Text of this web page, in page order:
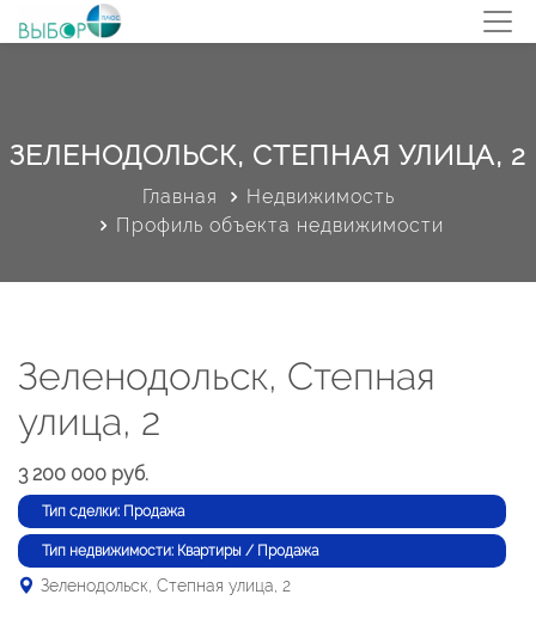
ЗЕЛЕНОДОЛЬСК, СТЕПНАЯ УЛИЦА, 2
Главная
Недвижимость
Профиль объекта недвижимости
Зеленодольск, Степная
улица, 2
3 200 000 руб.
Тип сделки: Продажа
Тип недвижимости: Квартиры / Продажа
Зеленодольск, Степная улица, 2